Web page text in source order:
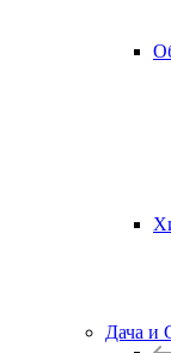
Дача и